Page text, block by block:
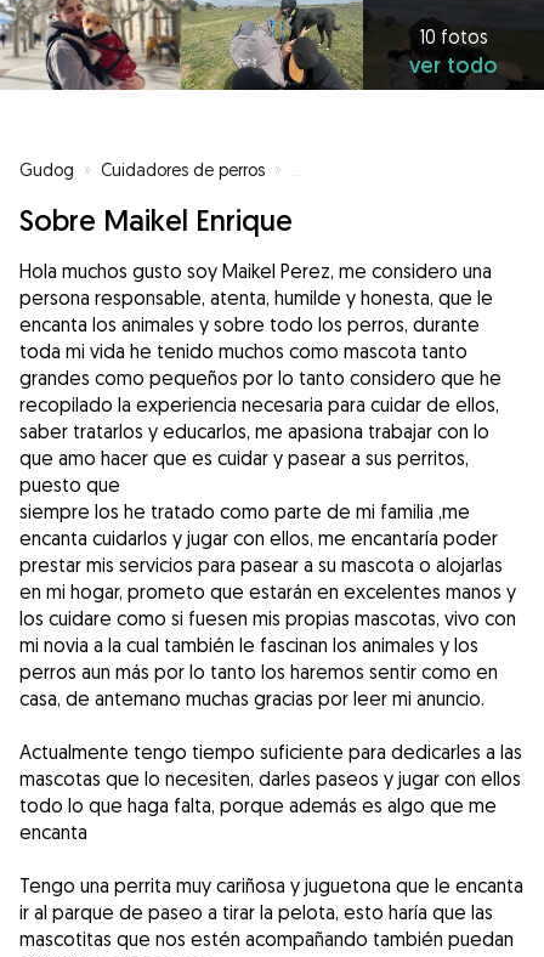
10 fotos
ver todo
Gudog » Cuidadores de perros »
Sobre Maikel Enrique
Hola muchos gusto soy Maikel Perez, me considero una
persona responsable, atenta, humilde y honesta, que le
encanta los animales y sobre todo los perros, durante
toda mi vida he tenido muchos como mascota tanto
grandes como pequeños por lo tanto considero que he
recopilado la experiencia necesaria para cuidar de ellos,
saber tratarlos y educarlos, me apasiona trabajar con lo
que amo hacer que es cuidar y pasear a sus perritos,
puesto que
siempre los he tratado como parte de mi familia ,me
encanta cuidarlos y jugar con ellos, me encantaría poder
prestar mis servicios para pasear a su mascota o alojarlas
en mi hogar, prometo que estarán en excelentes manos y
los cuidare como si fuesen mis propias mascotas, vivo con
mi novia a la cual también le fascinan los animales y los
perros aun más por lo tanto los haremos sentir como en
casa, de antemano muchas gracias por leer mi anuncio.
Actualmente tengo tiempo suficiente para dedicarles a las
mascotas que lo necesiten, darles paseos y jugar con ellos
todo lo que haga falta, porque además es algo que me
encanta
Tengo una perrita muy cariñosa y juguetona que le encanta
ir al parque de paseo a tirar la pelota, esto haría que las
mascotitas que nos estén acompañando también puedan